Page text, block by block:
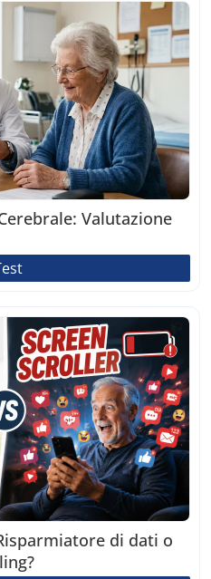
Valutazione
di dati o